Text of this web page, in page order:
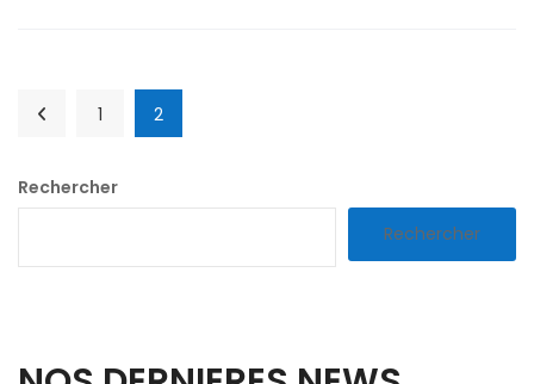
1 2
Rechercher
Rechercher